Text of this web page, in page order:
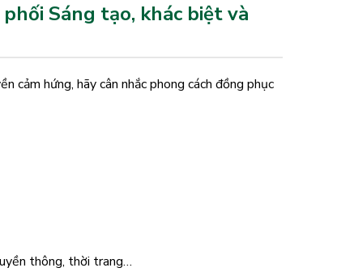
Sáng tạo, khác biệt và
cảm hứng, hãy cân nhắc phong cách đồng phục
thông, thời trang…